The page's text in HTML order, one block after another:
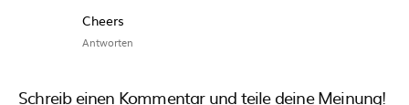
Cheers
Antworten
Schreib einen Kommentar und teile deine Meinung!